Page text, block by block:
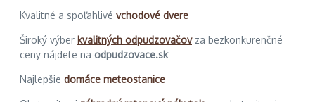
Kvalitné a spoľahlivé vchodové dvere
Široký výber kvalitných odpudzovačovza bezkonkurenčné
ceny nájdete na odpudzovace.sk
Najlepšie domáce meteostanice